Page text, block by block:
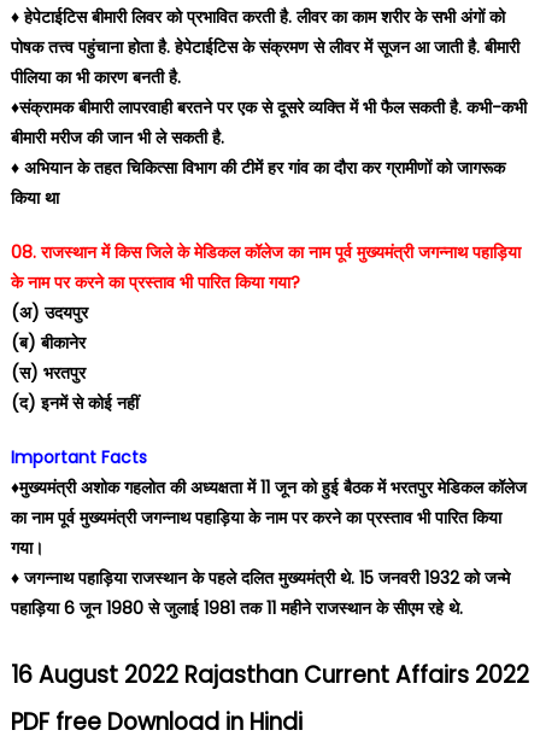
♦️ हेपेटाईटिस बीमारी लिवर को प्रभावित करती है. लीवर का काम शरीर के सभी अंगों को
पोषक तत्त्व पहुंचाना होता है. हेपेटाईटिस के संक्रमण से लीवर में सूजन आ जाती है. बीमारी
पीलिया का भी कारण बनती है.
♦️संक्रामक बीमारी लापरवाही बरतने पर एक से दूसरे व्यक्ति में भी फैल सकती है. कभी-कभी
बीमारी मरीज की जान भी ले सकती है.
♦️ अभियान के तहत चिकित्सा विभाग की टीमें हर गांव का दौरा कर ग्रामीणों को जागरूक
किया था
08. राजस्थान में किस जिले के मेडिकल कॉलेज का नाम पूर्व मुख्यमंत्री जगन्नाथ पहाड़िया
के नाम पर करने का प्रस्ताव भी पारित किया गया?
(अ) उदयपुर
(ब) बीकानेर
(स) भरतपुर
(द) इनमें से कोई नहीं
Important Facts
♦️मुख्यमंत्री अशोक गहलोत की अध्यक्षता में 11 जून को हुई बैठक में भरतपुर मेडिकल कॉलेज
का नाम पूर्व मुख्यमंत्री जगन्नाथ पहाड़िया के नाम पर करने का प्रस्ताव भी पारित किया
गया।
♦️ जगन्नाथ पहाड़िया राजस्थान के पहले दलित मुख्यमंत्री थे. 15 जनवरी 1932 को जन्मे
पहाड़िया 6 जून 1980 से जुलाई 1981 तक 11 महीने राजस्थान के सीएम रहे थे.
16 August 2022 Rajasthan Current Affairs 2022
PDF free Download in Hindi